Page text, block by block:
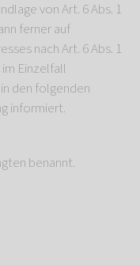
von Art. 6 Abs. 1
ferner auf
nach Art. 6 Abs. 1
Einzelfall
den folgenden
informiert.
benannt.